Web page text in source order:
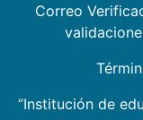
Correo
“Institución de